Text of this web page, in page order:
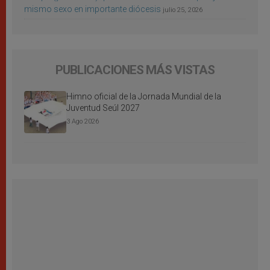
mismo sexo en importante diócesis julio 25, 2026
PUBLICACIONES MÁS VISTAS
Himno oficial de la Jornada Mundial de la
Juventud Seúl 2027
3 Ago 2026